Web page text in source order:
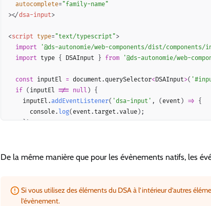
autocomplete= "family-name"
></dsa-input>
<script type= "text/typescript">
import
'@ds-autonomie/web-components/dist/
import type { DSAInput } from '@ds-autonomie/web-
const inputEl = document. querySelector<DSAInput>(
if ( inputEl !== null ) {
    inputEl
. addEventListener( 'dsa-input' , ( event) => {
      console
. log( event. target. value) ;
});
De la même manière que pour les évènements natifs, les
Si vous utilisez des éléments du DSA à l’intérieur d’autres
l’évènement.